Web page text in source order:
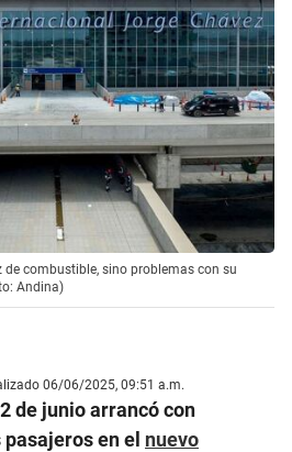
de combustible, sino problemas con su
Andina)
06/06/2025, 09:51 a.m.
de junio arrancó con
en el nuevo